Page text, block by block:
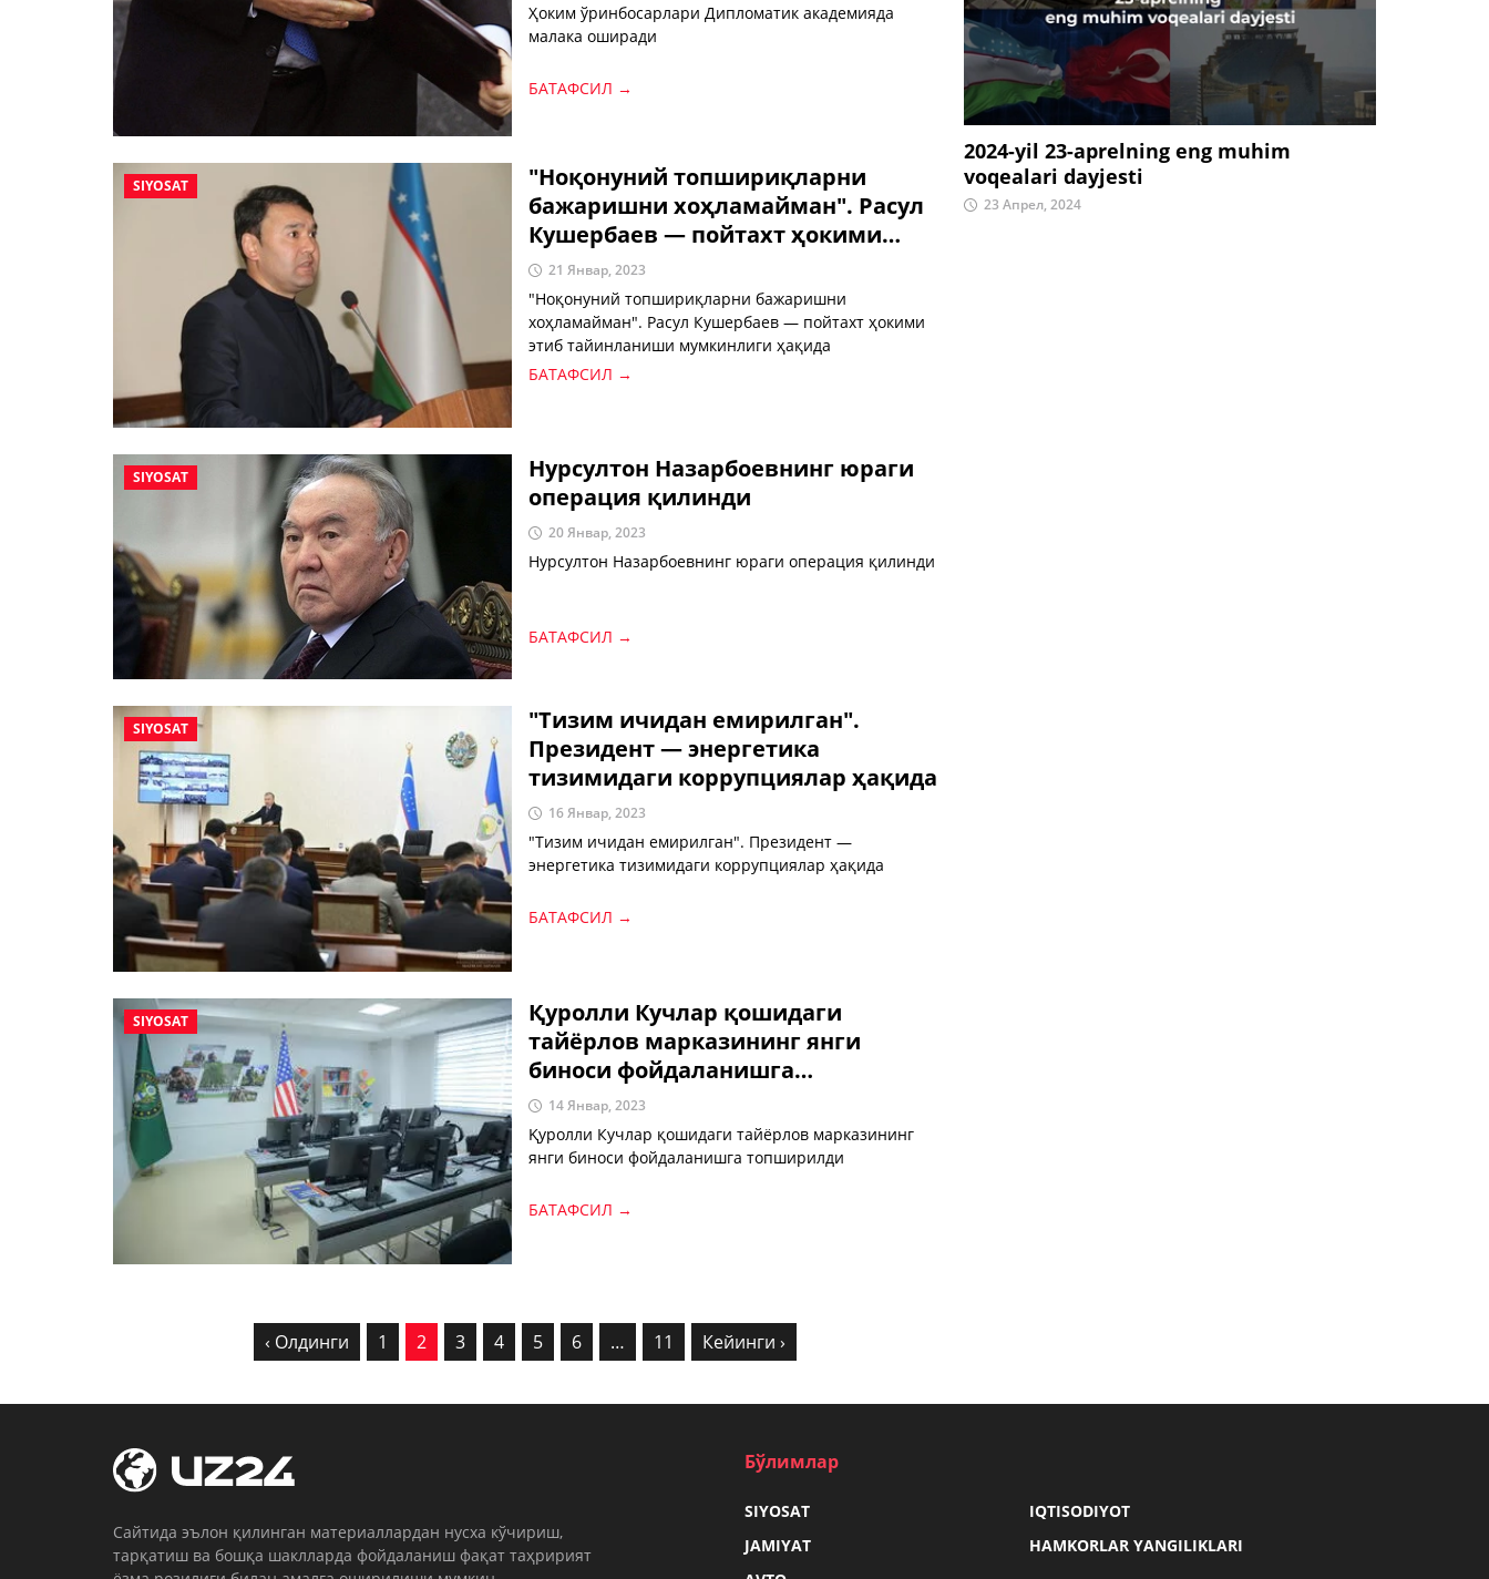
Ҳоким ўринбосарлари Дипломатик академияда
малака оширади
БАТАФСИЛ →
SIYOSAT
"Ноқонуний топшириқларни
бажаришни хоҳламайман". Расул
Кушербаев — пойтахт ҳокими
этиб тайинланиши мумкинлиги
ҳақида
21 Январ, 2023
"Ноқонуний топшириқларни бажаришни
хоҳламайман". Расул Кушербаев — пойтахт ҳокими
этиб тайинланиши мумкинлиги ҳақида
БАТАФСИЛ →
SIYOSAT
Нурсултон Назарбоевнинг юраги
операция қилинди
20 Январ, 2023
Нурсултон Назарбоевнинг юраги операция қилинди
БАТАФСИЛ →
SIYOSAT
"Тизим ичидан емирилган".
Президент — энергетика
тизимидаги коррупциялар ҳақида
16 Январ, 2023
"Тизим ичидан емирилган". Президент —
энергетика тизимидаги коррупциялар ҳақида
БАТАФСИЛ →
SIYOSAT
Қуролли Кучлар қошидаги
тайёрлов марказининг янги
биноси фойдаланишга
топширилди
14 Январ, 2023
Қуролли Кучлар қошидаги тайёрлов марказининг
янги биноси фойдаланишга топширилди
БАТАФСИЛ →
‹ Олдинги 1 2 3 4 5 6 … 11 Кейинги ›
2024-yil 23-aprelning eng muhim
voqealari dayjesti
23 Апрел, 2024
Cайтида эълон қилинган материаллардан нусха кўчириш,
тарқатиш ва бошқа шаклларда фойдаланиш фақат таҳририят
Бўлимлар
SIYOSAT
IQTISODIYOT
JAMIYAT
HAMKORLAR YANGILIKLARI